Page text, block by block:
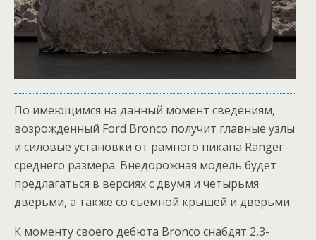
По имеющимся на данный момент сведениям,
возрожденный Ford Bronco получит главные узлы
и силовые установки от рамного пикапа Ranger
среднего размера. Внедорожная модель будет
предлагаться в версиях с двумя и четырьмя
дверьми, а также со съемной крышей и дверьми.
К моменту своего дебюта Bronco снабдят 2,3-